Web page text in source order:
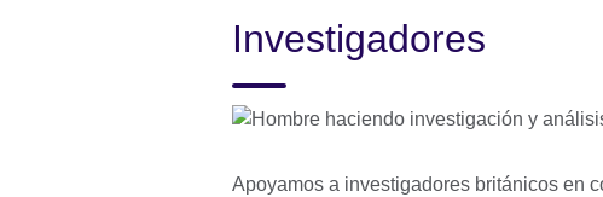
Investigadores
Apoyamos a investigadores británicos en